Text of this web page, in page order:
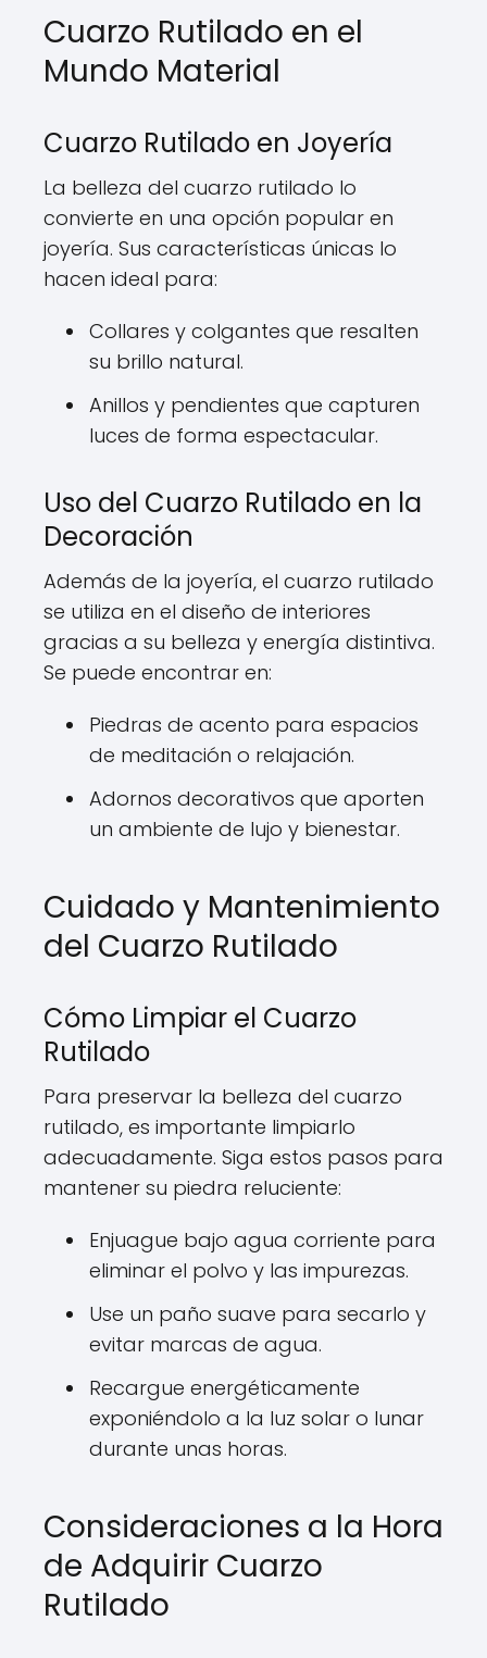
Cuarzo Rutilado en el
Mundo Material
Cuarzo Rutilado en Joyería
La belleza del cuarzo rutilado lo
convierte en una opción popular en
joyería. Sus características únicas lo
hacen ideal para:
Collares y colgantes que resalten
su brillo natural.
Anillos y pendientes que capturen
luces de forma espectacular.
Uso del Cuarzo Rutilado en la
Decoración
Además de la joyería, el cuarzo rutilado
se utiliza en el diseño de interiores
gracias a su belleza y energía distintiva.
Se puede encontrar en:
Piedras de acento para espacios
de meditación o relajación.
Adornos decorativos que aporten
un ambiente de lujo y bienestar.
Cuidado y Mantenimiento
del Cuarzo Rutilado
Cómo Limpiar el Cuarzo
Rutilado
Para preservar la belleza del cuarzo
rutilado, es importante limpiarlo
adecuadamente. Siga estos pasos para
mantener su piedra reluciente:
Enjuague bajo agua corriente para
eliminar el polvo y las impurezas.
Use un paño suave para secarlo y
evitar marcas de agua.
Recargue energéticamente
exponiéndolo a la luz solar o lunar
durante unas horas.
Consideraciones a la Hora
de Adquirir Cuarzo
Rutilado